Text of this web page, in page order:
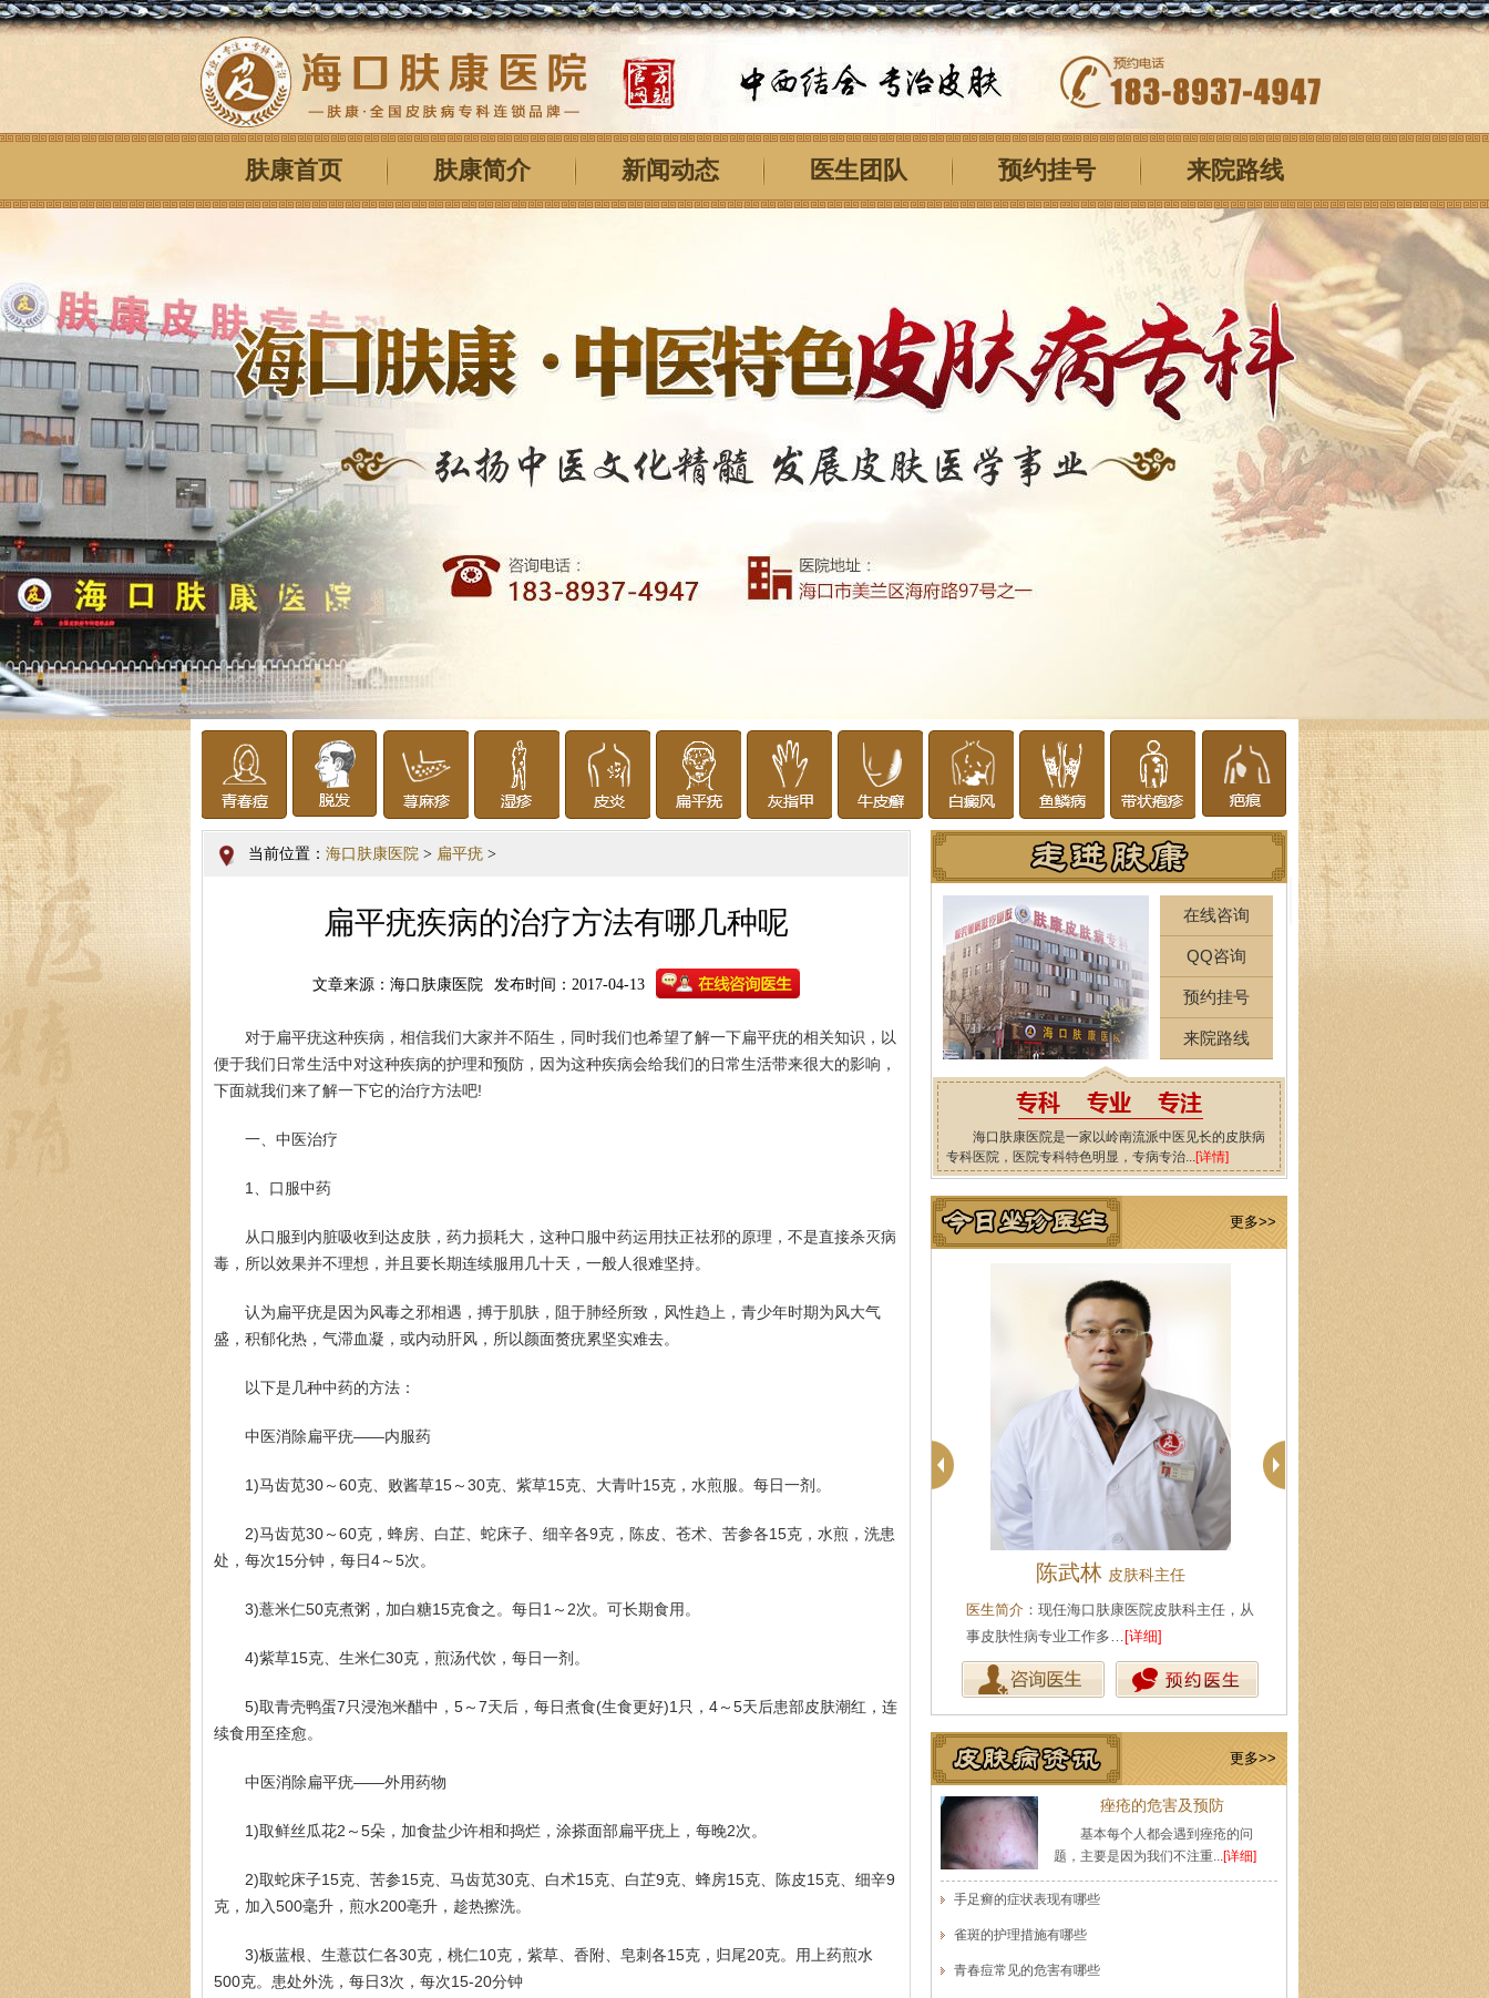
肤康首页 肤康简介 新闻动态 医生团队 预约挂号 来院路线
当前位置： 海口肤康医院 > 扁平疣 >
扁平疣疾病的治疗方法有哪几种呢
文章来源：海口肤康医院 发布时间：2017-04-13
对于扁平疣这种疾病，相信我们大家并不陌生，同时我们也希望了解一下扁平疣的相关知识，以
便于我们日常生活中对这种疾病的护理和预防，因为这种疾病会给我们的日常生活带来很大的影响，
下面就我们来了解一下它的治疗方法吧!
一、中医治疗
1、口服中药
从口服到内脏吸收到达皮肤，药力损耗大，这种口服中药运用扶正祛邪的原理，不是直接杀灭病
毒，所以效果并不理想，并且要长期连续服用几十天，一般人很难坚持。
认为扁平疣是因为风毒之邪相遇，搏于肌肤，阻于肺经所致，风性趋上，青少年时期为风大气
盛，积郁化热，气滞血凝，或内动肝风，所以颜面赘疣累坚实难去。
以下是几种中药的方法：
中医消除扁平疣——内服药
1)马齿苋30～60克、败酱草15～30克、紫草15克、大青叶15克，水煎服。每日一剂。
2)马齿苋30～60克，蜂房、白芷、蛇床子、细辛各9克，陈皮、苍术、苦参各15克，水煎，洗患
处，每次15分钟，每日4～5次。
3)薏米仁50克煮粥，加白糖15克食之。每日1～2次。可长期食用。
4)紫草15克、生米仁30克，煎汤代饮，每日一剂。
5)取青壳鸭蛋7只浸泡米醋中，5～7天后，每日煮食(生食更好)1只，4～5天后患部皮肤潮红，连
续食用至痊愈。
中医消除扁平疣——外用药物
1)取鲜丝瓜花2～5朵，加食盐少许相和捣烂，涂搽面部扁平疣上，每晚2次。
2)取蛇床子15克、苦参15克、马齿苋30克、白术15克、白芷9克、蜂房15克、陈皮15克、细辛9
克，加入500毫升，煎水200亳升，趁热擦洗。
3)板蓝根、生薏苡仁各30克，桃仁10克，紫草、香附、皂刺各15克，归尾20克。用上药煎水
500克。患处外洗，每日3次，每次15-20分钟
在线咨询
QQ咨询
预约挂号
来院路线
海口肤康医院是一家以岭南流派中医见长的皮肤病
专科医院，医院专科特色明显，专病专治...[详情]
更多>>
医生简介
陈武林 皮肤科主任
医生简介 ：现任海口肤康医院皮肤科主任，从
事皮肤性病专业工作多… [详细]
更多>>
痤疮的危害及预防
基本每个人都会遇到痤疮的问
题，主要是因为我们不注重...[详细]
手足癣的症状表现有哪些
雀斑的护理措施有哪些
青春痘常见的危害有哪些